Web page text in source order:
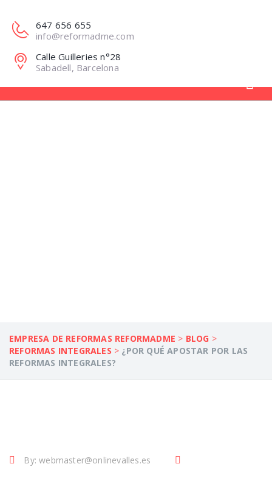
647 656 655
info@reformadme.com
Calle Guilleries n°28
Sabadell, Barcelona
EMPRESA DE REFORMAS REFORMADME > BLOG >
REFORMAS INTEGRALES > ¿POR QUÉ APOSTAR POR LAS
REFORMAS INTEGRALES?
By:webmaster@onlinevalles.es